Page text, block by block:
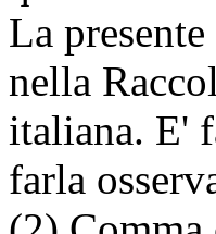
La
nella
italiana. E'
farla